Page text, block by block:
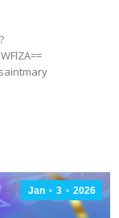
Jan 3 2026